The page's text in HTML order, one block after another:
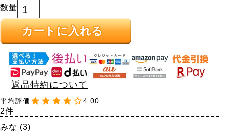
カートに入れる
返品特約について
4.00
2
みな
3